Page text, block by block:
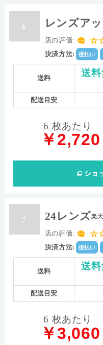
6 レンズア
店の評価:
決済方法: 後払い
送料 送
配送目安
6 枚あたり
￥2,720
ショ
7 24レンズ楽
店の評価:
決済方法: 後払い
送料 送
配送目安
6 枚あたり
￥3,060